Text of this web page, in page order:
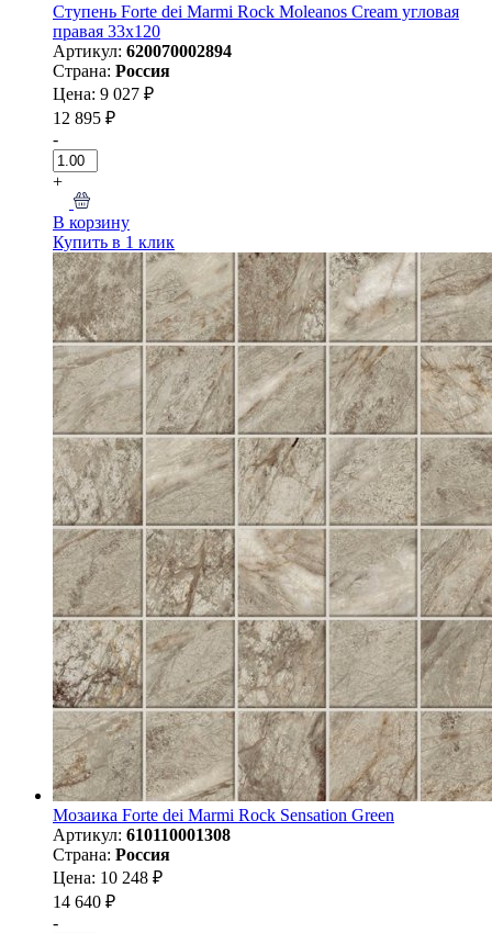
Ступень Forte dei Marmi Rock Moleanos Cream угловая
правая 33x120
Артикул: 620070002894
Страна: Россия
Цена: 9 027 ₽
12 895 ₽
-
+
В корзину
Купить в 1 клик
Мозаика Forte dei Marmi Rock Sensation Green
Артикул: 610110001308
Страна: Россия
Цена: 10 248 ₽
14 640 ₽
-